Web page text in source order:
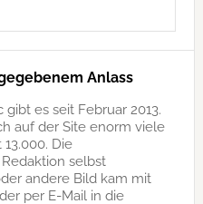
Anlass
es seit Februar 2013.
auf der Site enorm viele
Die
selbst
andere Bild kam mit
per E-Mail in die